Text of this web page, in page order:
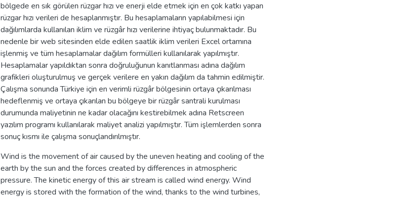
bölgede en sık görülen rüzgar hızı ve enerji elde etmek için en çok katkı yapan
rüzgar hızı verileri de hesaplanmıştır. Bu hesaplamaların yapılabilmesi için
dağılımlarda kullanılan iklim ve rüzgâr hızı verilerine ihtiyaç bulunmaktadır. Bu
nedenle bir web sitesinden elde edilen saatlik iklim verileri Excel ortamına
işlenmiş ve tüm hesaplamalar dağılım formülleri kullanılarak yapılmıştır.
Hesaplamalar yapıldıktan sonra doğruluğunun kanıtlanması adına dağılım
grafikleri oluşturulmuş ve gerçek verilere en yakın dağılım da tahmin edilmiştir.
Çalışma sonunda Türkiye için en verimli rüzgâr bölgesinin ortaya çıkarılması
hedeflenmiş ve ortaya çıkarılan bu bölgeye bir rüzgâr santrali kurulması
durumunda maliyetinin ne kadar olacağını kestirebilmek adına Retscreen
yazılım programı kullanılarak maliyet analizi yapılmıştır. Tüm işlemlerden sonra
sonuç kısmı ile çalışma sonuçlandırılmıştır.
Wind is the movement of air caused by the uneven heating and cooling of the
earth by the sun and the forces created by differences in atmospheric
pressure. The kinetic energy of this air stream is called wind energy. Wind
energy is stored with the formation of the wind, thanks to the wind turbines,